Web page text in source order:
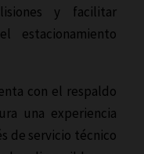
y facilitar
estacionamiento
con el respaldo
una experiencia
de servicio técnico